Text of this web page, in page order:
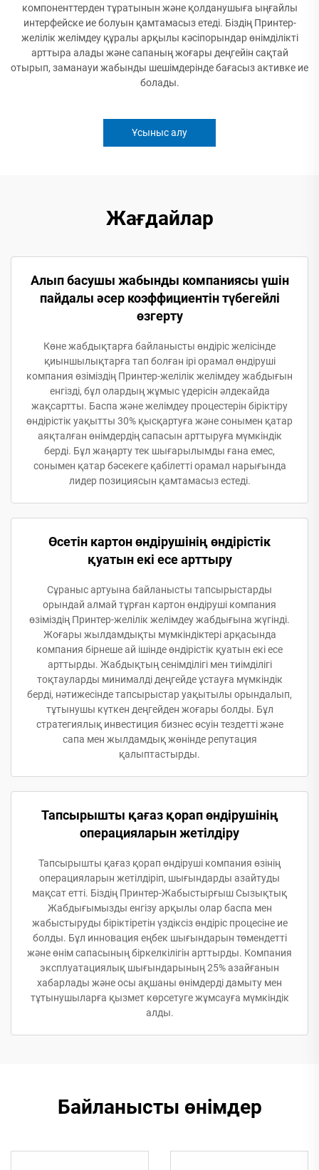
компоненттерден тұратынын және қолданушыға ыңғайлы
интерфейске ие болуын қамтамасыз етеді. Біздің Принтер-
желілік желімдеу құралы арқылы кәсіпорындар өнімділікті
арттыра алады және сапаның жоғары деңгейін сақтай
отырып, заманауи жабынды шешімдерінде бағасыз активке ие
болады.
Ұсыныс алу
Жағдайлар
Алып басушы жабынды компаниясы үшін
пайдалы әсер коэффициентін түбегейлі
өзгерту
Көне жабдықтарға байланысты өндіріс желісінде
қиыншылықтарға тап болған ірі орамал өндіруші
компания өзіміздің Принтер-желілік желімдеу жабдығын
енгізді, бұл олардың жұмыс үдерісін әлдекайда
жақсартты. Баспа және желімдеу процестерін біріктіру
өндірістік уақытты 30% қысқартуға және сонымен қатар
аяқталған өнімдердің сапасын арттыруға мүмкіндік
берді. Бұл жаңарту тек шығарылымды ғана емес,
сонымен қатар бәсекеге қабілетті орамал нарығында
лидер позициясын қамтамасыз естеді.
Өсетін картон өндірушінің өндірістік
қуатын екі есе арттыру
Сұраныс артуына байланысты тапсырыстарды
орындай алмай тұрған картон өндіруші компания
өзіміздің Принтер-желілік желімдеу жабдығына жүгінді.
Жоғары жылдамдықты мүмкіндіктері арқасында
компания бірнеше ай ішінде өндірістік қуатын екі есе
арттырды. Жабдықтың сенімділігі мен тиімділігі
тоқтауларды минималді деңгейде ұстауға мүмкіндік
берді, нәтижесінде тапсырыстар уақытылы орындалып,
тұтынушы күткен деңгейден жоғары болды. Бұл
стратегиялық инвестиция бизнес өсуін тездетті және
сапа мен жылдамдық жөнінде репутация
қалыптастырды.
Тапсырышты қағаз қорап өндірушінің
операцияларын жетілдіру
Тапсырышты қағаз қорап өндіруші компания өзінің
операцияларын жетілдіріп, шығындарды азайтуды
мақсат етті. Біздің Принтер-Жабыстырғыш Сызықтық
Жабдығымызды енгізу арқылы олар баспа мен
жабыстыруды біріктіретін үздіксіз өндіріс процесіне ие
болды. Бұл инновация еңбек шығындарын төмендетті
және өнім сапасының біркелкілігін арттырды. Компания
эксплуатациялық шығындарының 25% азайғанын
хабарлады және осы ақшаны өнімдерді дамыту мен
тұтынушыларға қызмет көрсетуге жұмсауға мүмкіндік
алды.
Байланысты өнімдер